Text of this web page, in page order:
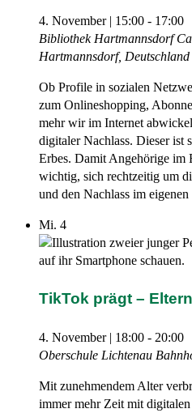
4. November | 15:00 - 17:00
Bibliothek Hartmannsdorf
Hartmannsdorf, Deutschland
Ob Profile in sozialen
zum Onlineshopping,
mehr wir im Internet
digitaler Nachlass. Dieser ist
Erbes. Damit Angehörige im
wichtig, sich rechtzeitig um
und den Nachlass im
Mi. 4
TikTok prägt –
4. November | 18:00 - 20:00
Oberschule Lichtenau
Mit zunehmendem Alter
immer mehr Zeit mit